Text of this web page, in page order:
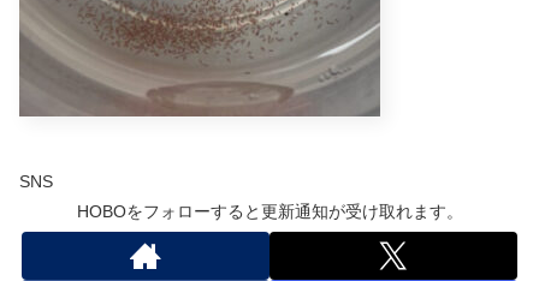
SNS
HOBOをフォローすると更新通知が受け取れます。